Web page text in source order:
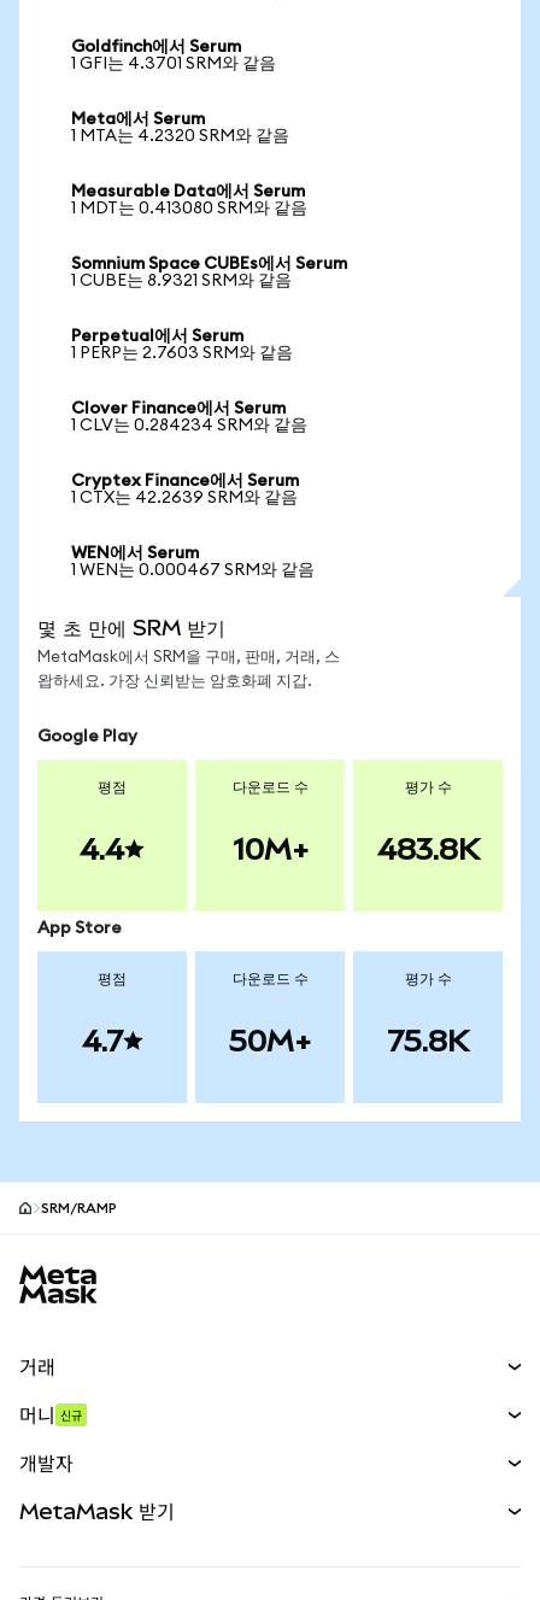
Goldfinch에서 Serum
1 GFI는 4.3701 SRM와 같음
Meta에서 Serum
1 MTA는 4.2320 SRM와 같음
Measurable Data에서 Serum
1 MDT는 0.413080 SRM와 같음
Somnium Space CUBEs에서 Serum
1 CUBE는 8.9321 SRM와 같음
Perpetual에서 Serum
1 PERP는 2.7603 SRM와 같음
Clover Finance에서 Serum
1 CLV는 0.284234 SRM와 같음
Cryptex Finance에서 Serum
1 CTX는 42.2639 SRM와 같음
WEN에서 Serum
1 WEN는 0.000467 SRM와 같음
몇 초 만에 SRM 받기
MetaMask에서 SRM을 구매, 판매, 거래, 스
왑하세요. 가장 신뢰받는 암호화폐 지갑.
Google Play
평점
4.4
다운로드 수
10M+
평가 수
483.8K
App Store
평점
4.7
다운로드 수
50M+
평가 수
75.8K
SRM/RAMP
거래
무기한 선물
실물자산
머니 신규
개발자
MetaMask 받기